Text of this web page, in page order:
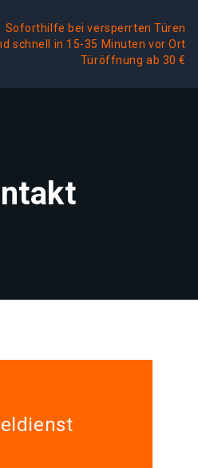
Soforthilfe bei versperrten Türen
schnell in 15-35 Minuten vor Ort
Türöffnung ab 30 €